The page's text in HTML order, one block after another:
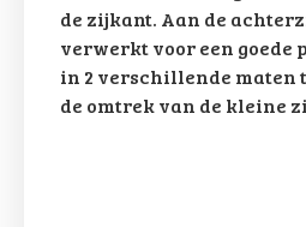
de zijkant. Aan de
verwerkt voor een goede
in 2 verschillende maten
de omtrek van de kleine